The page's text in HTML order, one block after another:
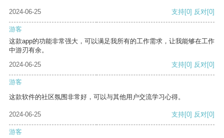
2024-06-25 支持[0] 反对[0]
游客
这款app的功能非常强大，可以满足我所有的工作需求，让我能够在工作
中游刃有余。
2024-06-25
支持[0] 反对[0]
游客
这款软件的社区氛围非常好，可以与其他用户交流学习心得。
2024-06-25 支持[0] 反对[0]
游客